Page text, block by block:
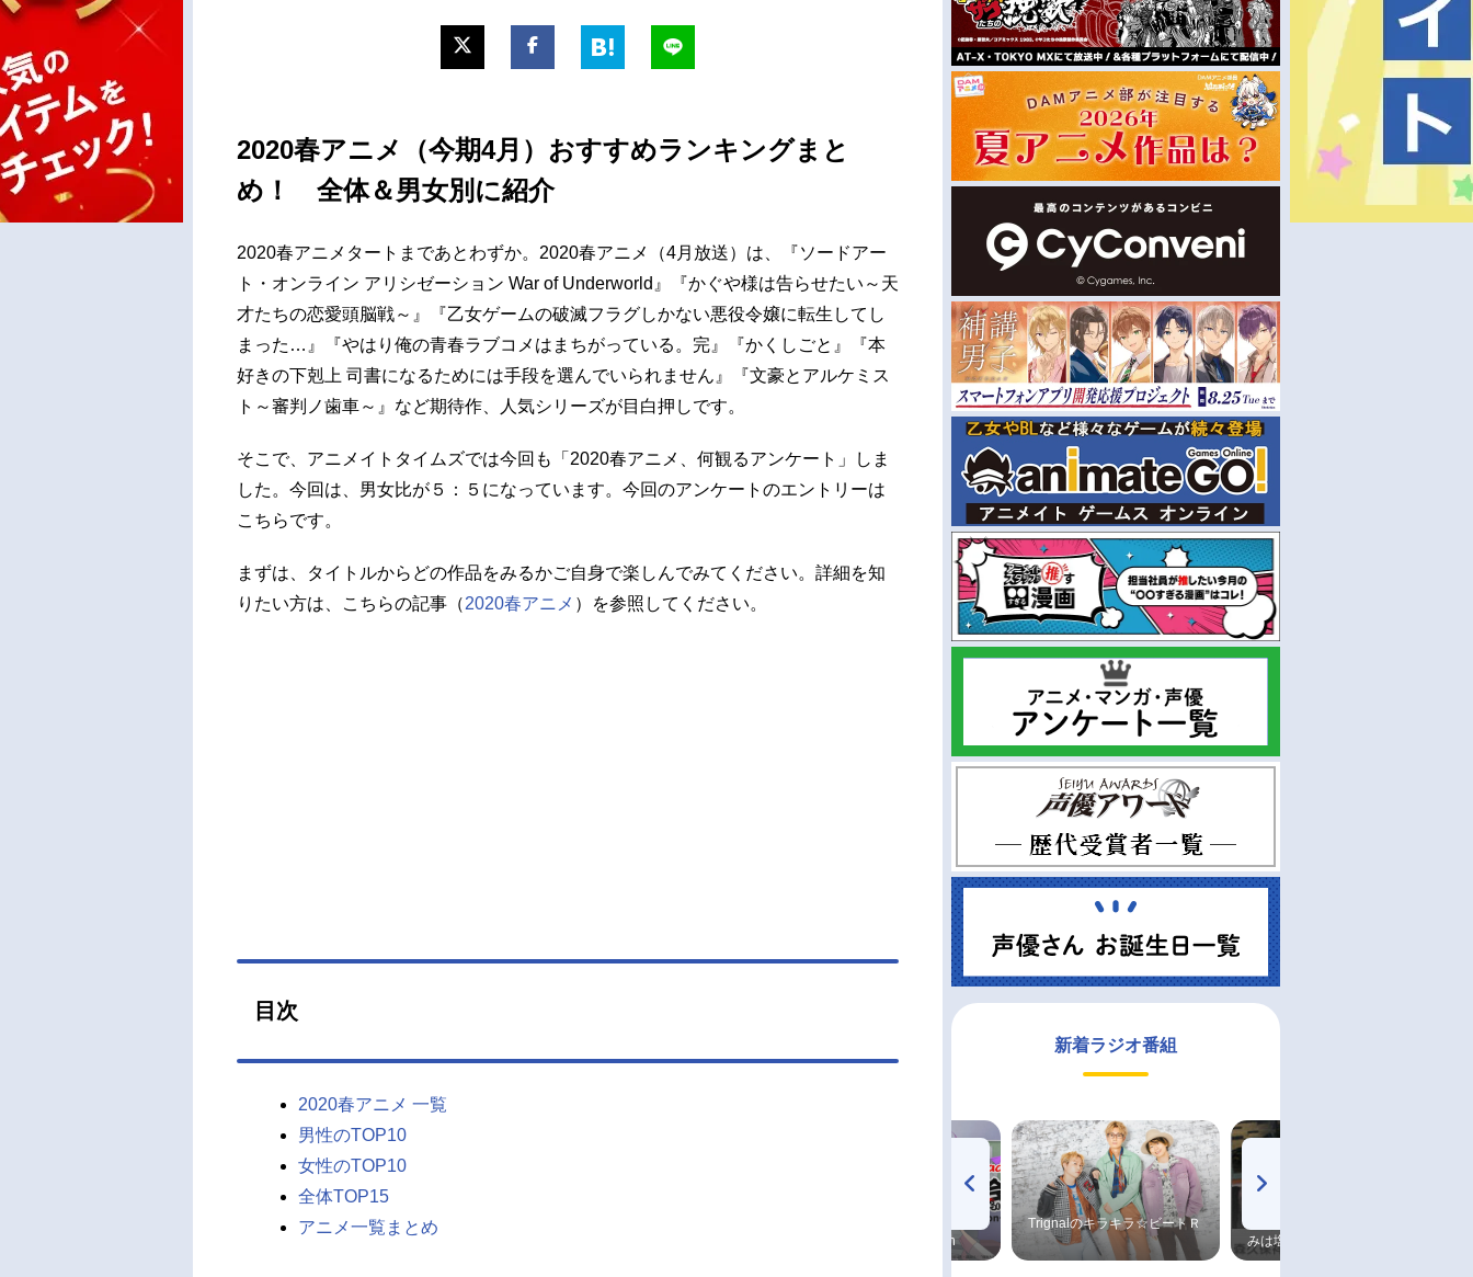
2020春アニメ（今期4月）おすすめランキングまと
め！ 全体＆男女別に紹介
2020春アニメタートまであとわずか。2020春アニメ（4月放送）は、『ソードアー
ト・オンライン アリシゼーション War of Underworld』『かぐや様は告らせたい～天
才たちの恋愛頭脳戦～』『乙女ゲームの破滅フラグしかない悪役令嬢に転生してし
まった…』『やはり俺の青春ラブコメはまちがっている。完』『かくしごと』『本
好きの下剋上 司書になるためには手段を選んでいられません』『文豪とアルケミス
ト～審判ノ歯車～』など期待作、人気シリーズが目白押しです。
そこで、アニメイトタイムズでは今回も「2020春アニメ、何観るアンケート」しま
した。今回は、男女比が５：５になっています。今回のアンケートのエントリーは
こちらです。
まずは、タイトルからどの作品をみるかご自身で楽しんでみてください。詳細を知
りたい方は、こちらの記事（2020春アニメ ）を参照してください。
目次
2020春アニメ 一覧
男性のTOP10
女性のTOP10
全体TOP15
アニメ一覧まとめ
新着ラジオ番組
radio 大直会 2nd season
Trignalのキラキラ☆ビートＲ
みは塩だけ